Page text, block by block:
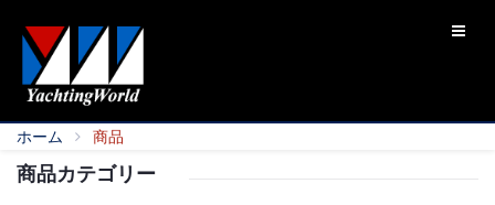
ホーム
商品
商品カテゴリー